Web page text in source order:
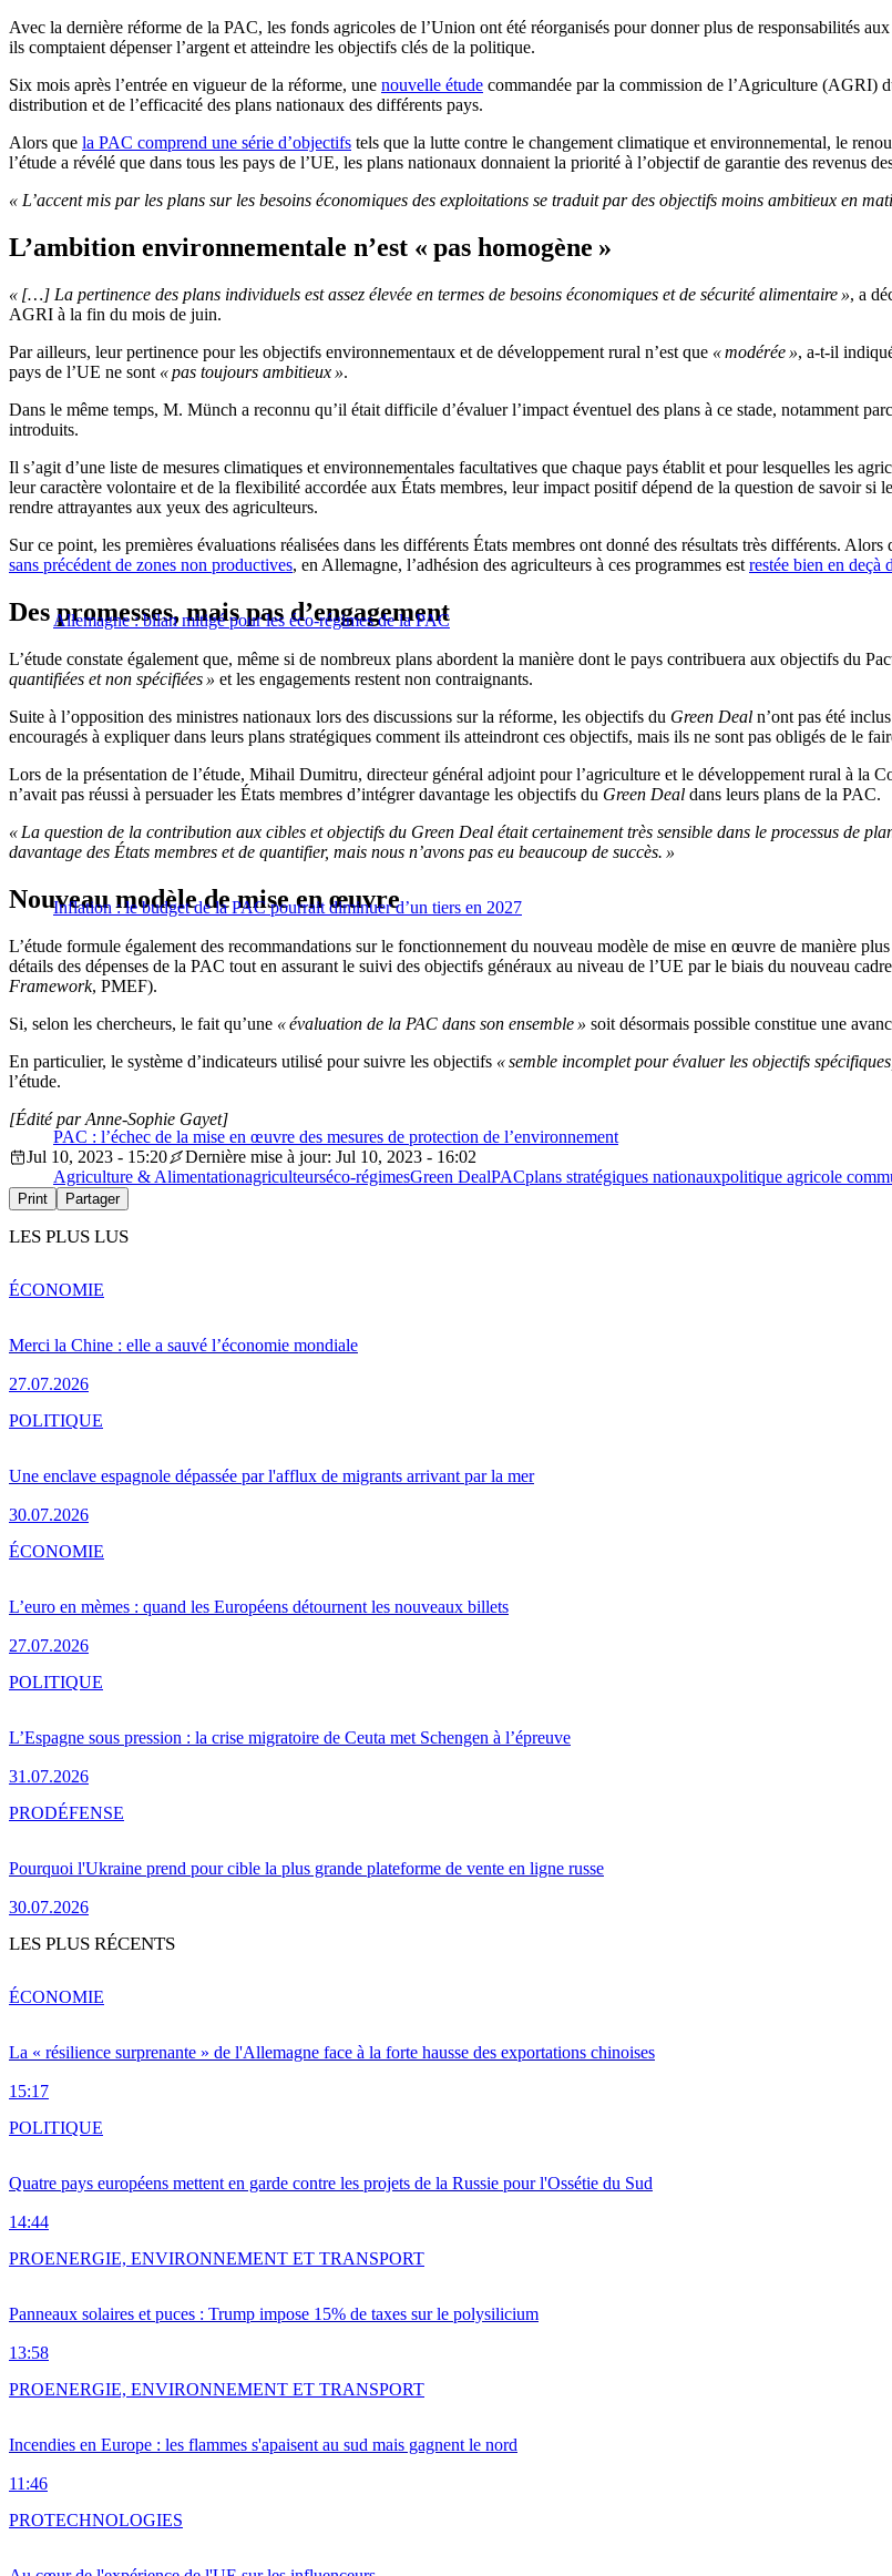
Avec la dernière réforme de la PAC, les fonds agricoles de l’Union ont été réorganisés pour donner plus de responsabilités
ils comptaient dépenser l’argent et atteindre les objectifs clés de la politique.
Six mois après l’entrée en vigueur de la réforme, une nouvelle étude commandée par la commission de l’Agriculture (AGRI)
distribution et de l’efficacité des plans nationaux des différents pays.
Alors que la PAC comprend une série d’objectifs tels que la lutte contre le changement climatique et environnemental, le
l’étude a révélé que dans tous les pays de l’UE, les plans nationaux donnaient la priorité à l’objectif de garantie des revenus
« L’accent mis par les plans sur les besoins économiques des exploitations se traduit par des objectifs moins ambitieux en
L’ambition environnementale n’est « pas homogène »
« […] La pertinence des plans individuels est assez élevée en termes de besoins économiques et de sécurité alimentaire », a
AGRI à la fin du mois de juin.
Par ailleurs, leur pertinence pour les objectifs environnementaux et de développement rural n’est que « modérée », a-t-il
pays de l’UE ne sont « pas toujours ambitieux ».
Dans le même temps, M. Münch a reconnu qu’il était difficile d’évaluer l’impact éventuel des plans à ce stade, notamment
introduits.
Il s’agit d’une liste de mesures climatiques et environnementales facultatives que chaque pays établit et pour lesquelles les
leur caractère volontaire et de la flexibilité accordée aux États membres, leur impact positif dépend de la question de savoir si
rendre attrayantes aux yeux des agriculteurs.
Sur ce point, les premières évaluations réalisées dans les différents États membres ont donné des résultats très différents.
sans précédent de zones non productives, en Allemagne, l’adhésion des agriculteurs à ces programmes est restée bien en deçà
Allemagne : bilan mitigé pour les éco-régimes de la PAC
Des promesses, mais pas d’engagement
L’étude constate également que, même si de nombreux plans abordent la manière dont le pays contribuera aux objectifs du
quantifiées et non spécifiées » et les engagements restent non contraignants.
Suite à l’opposition des ministres nationaux lors des discussions sur la réforme, les objectifs du Green Deal n’ont pas été
encouragés à expliquer dans leurs plans stratégiques comment ils atteindront ces objectifs, mais ils ne sont pas obligés de le
Lors de la présentation de l’étude, Mihail Dumitru, directeur général adjoint pour l’agriculture et le développement rural à la
n’avait pas réussi à persuader les États membres d’intégrer davantage les objectifs du Green Deal dans leurs plans de la PAC.
« La question de la contribution aux cibles et objectifs du Green Deal était certainement très sensible dans le processus de
davantage des États membres et de quantifier, mais nous n’avons pas eu beaucoup de succès. »
Inflation : le budget de la PAC pourrait diminuer d’un tiers en 2027
Nouveau modèle de mise en œuvre
L’étude formule également des recommandations sur le fonctionnement du nouveau modèle de mise en œuvre de manière
détails des dépenses de la PAC tout en assurant le suivi des objectifs généraux au niveau de l’UE par le biais du nouveau
Framework, PMEF).
Si, selon les chercheurs, le fait qu’une « évaluation de la PAC dans son ensemble » soit désormais possible constitue une
En particulier, le système d’indicateurs utilisé pour suivre les objectifs « semble incomplet pour évaluer les objectifs
l’étude.
PAC : l’échec de la mise en œuvre des mesures de protection de l’environnement
[Édité par Anne-Sophie Gayet]
Jul 10, 2023 - 15:20
Dernière mise à jour: Jul 10, 2023 - 16:02
Agriculture & Alimentationagriculteurséco-régimesGreen DealPACplans stratégiques nationauxpolitique agricole
Print Partager
LES PLUS LUS
Merci la Chine : elle a sauvé l’économie mondiale
27.07.2026
ÉCONOMIE
Une enclave espagnole dépassée par l'afflux de migrants arrivant par la mer
30.07.2026
POLITIQUE
L’euro en mèmes : quand les Européens détournent les nouveaux billets
27.07.2026
ÉCONOMIE
L’Espagne sous pression : la crise migratoire de Ceuta met Schengen à l’épreuve
31.07.2026
POLITIQUE
Pourquoi l'Ukraine prend pour cible la plus grande plateforme de vente en ligne russe
30.07.2026
PRODÉFENSE
LES PLUS RÉCENTS
La « résilience surprenante » de l'Allemagne face à la forte hausse des exportations chinoises
15:17
ÉCONOMIE
Quatre pays européens mettent en garde contre les projets de la Russie pour l'Ossétie du Sud
14:44
POLITIQUE
Panneaux solaires et puces : Trump impose 15% de taxes sur le polysilicium
13:58
PROENERGIE, ENVIRONNEMENT ET TRANSPORT
Incendies en Europe : les flammes s'apaisent au sud mais gagnent le nord
11:46
PROENERGIE, ENVIRONNEMENT ET TRANSPORT
PROTECHNOLOGIES